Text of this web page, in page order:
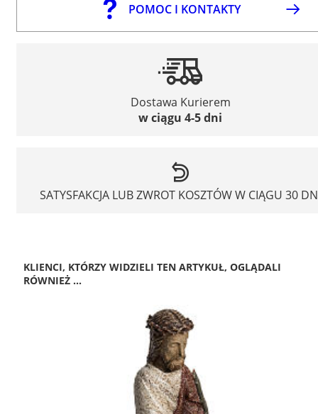
POMOC I KONTAKTY
Dostawa Kurierem
w ciągu 4-5 dni
SATYSFAKCJA LUB ZWROT KOSZTÓW W CIĄGU 30
KLIENCI, KTÓRZY WIDZIELI TEN ARTYKUŁ, OGLĄDALI
RÓWNIEŻ ...